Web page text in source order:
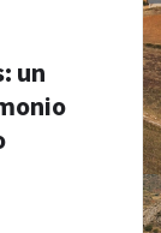
un